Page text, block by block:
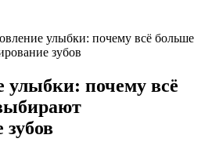
улыбки: почему всё больше
зубов
улыбки: почему всё
зубов